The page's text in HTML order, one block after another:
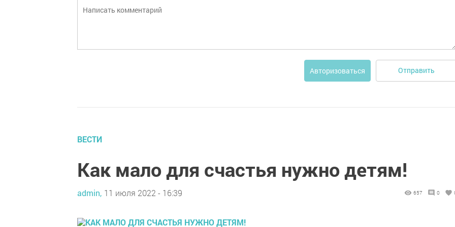
Авторизоваться Отправить
ВЕСТИ
Как мало для счастья нужно детям!
admin, 11 июля 2022 - 16:39 657 0